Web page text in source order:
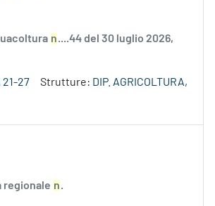
n....44 del 30 luglio 2026,
21-27 Strutture: DIP. AGRICOLTURA,
regionale n.